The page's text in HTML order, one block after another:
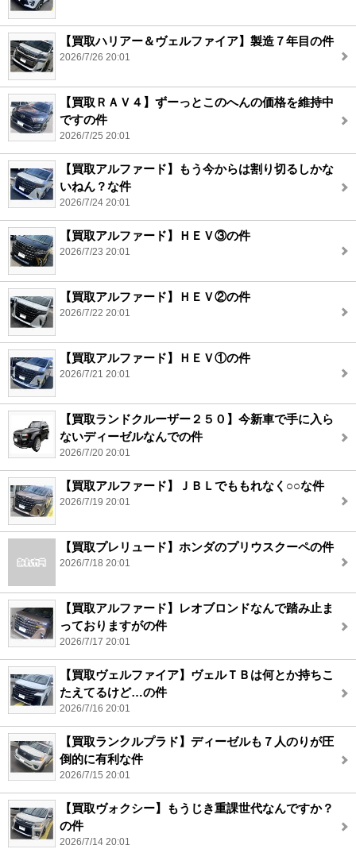
【買取ハリアー＆ヴェルファイア】製造７年目の件
2026/7/26 20:01
【買取ＲＡＶ４】ずーっとこのへんの価格を維持中
ですの件
2026/7/25 20:01
【買取アルファード】もう今からは割り切るしかな
いねん？な件
2026/7/24 20:01
【買取アルファード】ＨＥＶ③の件
2026/7/23 20:01
【買取アルファード】ＨＥＶ②の件
2026/7/22 20:01
【買取アルファード】ＨＥＶ①の件
2026/7/21 20:01
【買取ランドクルーザー２５０】今新車で手に入ら
ないディーゼルなんでの件
2026/7/20 20:01
【買取アルファード】ＪＢＬでももれなく○○な件
2026/7/19 20:01
【買取プレリュード】ホンダのプリウスクーペの件
2026/7/18 20:01
【買取アルファード】レオブロンドなんで踏み止ま
っておりますがの件
2026/7/17 20:01
【買取ヴェルファイア】ヴェルＴＢは何とか持ちこ
たえてるけど…の件
2026/7/16 20:01
【買取ランクルプラド】ディーゼルも７人のりが圧
倒的に有利な件
2026/7/15 20:01
【買取ヴォクシー】もうじき重課世代なんですか？
の件
2026/7/14 20:01